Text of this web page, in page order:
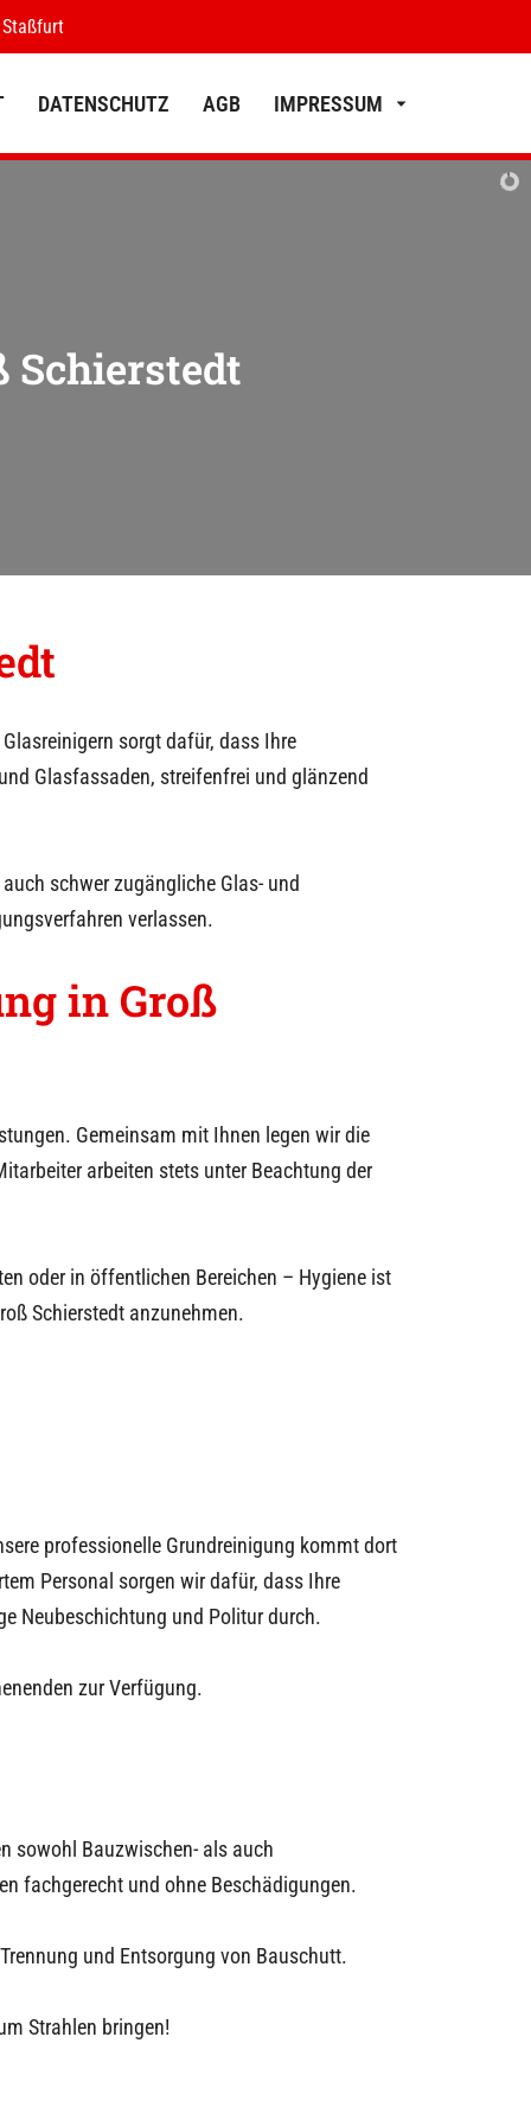
DATENSCHUTZ AGB IMPRESSUM
Schierstedt
sorgt dafür, dass Ihre
Glasfassaden, streifenfrei und glänzend
schwer zugängliche Glas- und
verlassen.
in Groß
Gemeinsam mit Ihnen legen wir die
arbeiten stets unter Beachtung der
oder in öffentlichen Bereichen – Hygiene ist
Schierstedt anzunehmen.
professionelle Grundreinigung kommt dort
Personal sorgen wir dafür, dass Ihre
Neubeschichtung und Politur durch.
zur Verfügung.
sowohl Bauzwischen- als auch
fachgerecht und ohne Beschädigungen.
und Entsorgung von Bauschutt.
Strahlen bringen!